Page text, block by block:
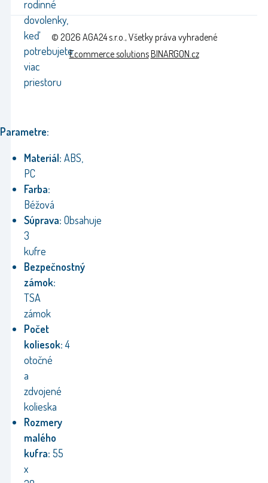
rodinné
dovolenky,
keď
potrebujete
viac
priestoru
Parametre:
Materiál: ABS,
PC
Farba:
Béžová
Súprava: Obsahuje
3
kufre
Bezpečnostný
zámok:
TSA
zámok
Počet
koliesok:4
otočné
a
zdvojené
kolieska
Rozmery
malého
kufra: 55
x
© 2026 AGA24 s.r.o., Všetky práva vyhradené
Ecommerce solutionsBINARGON.cz